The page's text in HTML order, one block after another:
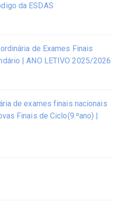
da ESDAS
de Exames Finais
| ANO LETIVO 2025/2026
de exames finais nacionais
Finais de Ciclo(9.ºano) |